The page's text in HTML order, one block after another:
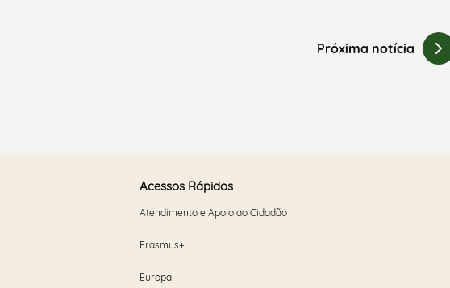
Próxima notícia
Acessos Rápidos
Atendimento e Apoio ao Cidadão
Erasmus+
Europa